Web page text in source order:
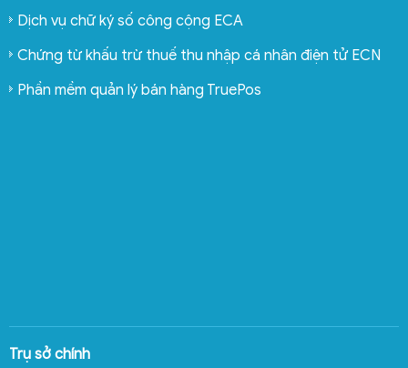
Dịch vụ chữ ký số công cộng ECA
Chứng từ khấu trừ thuế thu nhập cá nhân điện tử ECN
Phần mềm quản lý bán hàng TruePos
Trụ sở chính